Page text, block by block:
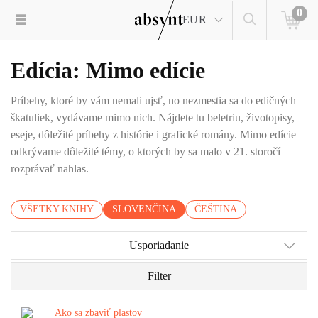
EUR
0
Edícia: Mimo edície
Príbehy, ktoré by vám nemali ujsť, no nezmestia sa do edičných
škatuliek, vydávame mimo nich. Nájdete tu beletriu, životopisy,
eseje, dôležité príbehy z histórie i grafické romány. Mimo edície
odkrývame dôležité témy, o ktorých by sa malo v 21. storočí
rozprávať nahlas.
VŠETKY KNIHY SLOVENČINA ČEŠTINA
Usporiadanie
Filter